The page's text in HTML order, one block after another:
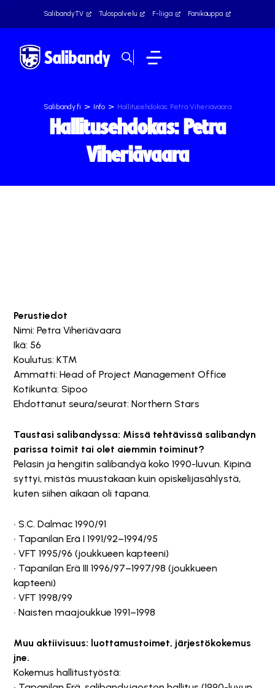
SalibandyTV Tulospalvelu F-liiga Fanikauppa
Salibandy.fi > Info > Hallitusehdokas: Petra Viheriävaara
Hallitusehdokas: Petra
Viheriävaara
Perustiedot
Nimi: Petra Viheriävaara
Ikä: 56
Koulutus: KTM
Ammatti: Head of Project Management Office
Kotikunta: Sipoo
Ehdottanut seura/seurat: Northern Stars
Taustasi salibandyssa: Missä tehtävissä salibandyn
parissa toimit tai olet aiemmin toiminut?
Pelasin ja hengitin salibandyä koko 1990-luvun. Kipinä
syttyi, mistäs muustakaan kuin opiskelijasählystä,
kuten siihen aikaan oli tapana.
• S.C. Dalmac 1990/91
• Tapanilan Erä I 1991/92–1994/95
• VFT 1995/96 (joukkueen kapteeni)
• Tapanilan Erä III 1996/97–1997/98 (joukkueen
kapteeni)
• VFT 1998/99
• Naisten maajoukkue 1991–1998
Muu aktiivisuus: luottamustoimet, järjestökokemus
jne.
Kokemus hallitustyöstä: